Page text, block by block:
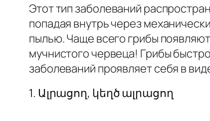
Этот тип заболеваний
попадая внутрь через
пылью. Чаще всего грибы
мучнистого червеца! Грибы
заболеваний проявляет себя в
1. Ալրացող, կեղծ ալրացող